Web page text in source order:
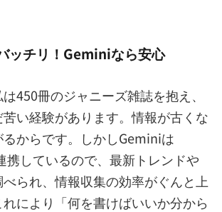
ッチリ！Geminiなら安心
450冊のジャニーズ雑誌を抱え、
い経験があります。情報が古くな
からです。しかしGeminiは
携しているので、最新トレンドや
られ、情報収集の効率がぐんと上
により「何を書けばいいか分から